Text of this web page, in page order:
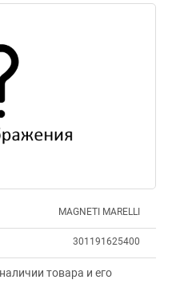
MAGNETI MARELLI
301191625400
товара и его